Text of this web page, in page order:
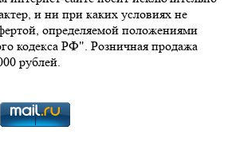
и ни при каких условиях не
определяемой положениями
кодекса РФ". Розничная продажа
рублей.